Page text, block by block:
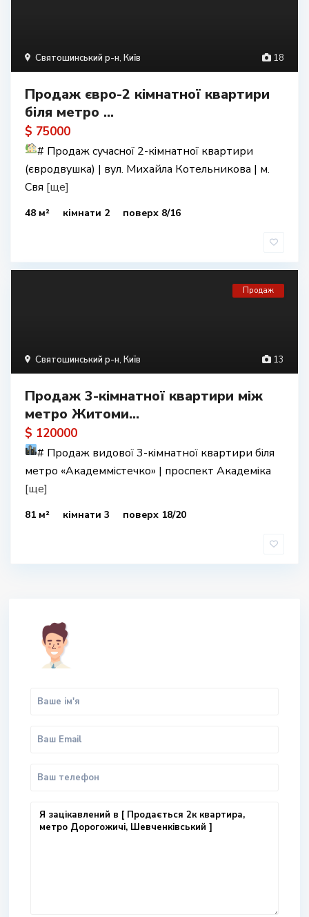
18
Святошинський р-н, Київ
Продаж євро-2 кімнатної квартири
біля метро ...
$ 75000
# Продаж сучасної 2-кімнатної квартири
(євродвушка) | вул. Михайла Котельникова | м.
Свя [ще]
48 м² кімнати 2 поверх 8/16
13
Святошинський р-н, Київ
Продаж
Продаж 3-кімнатної квартири між
метро Житоми...
$ 120000
# Продаж видової 3-кімнатної квартири біля
метро «Академмістечко» | проспект Академіка
[ще]
81 м² кімнати 3 поверх 18/20